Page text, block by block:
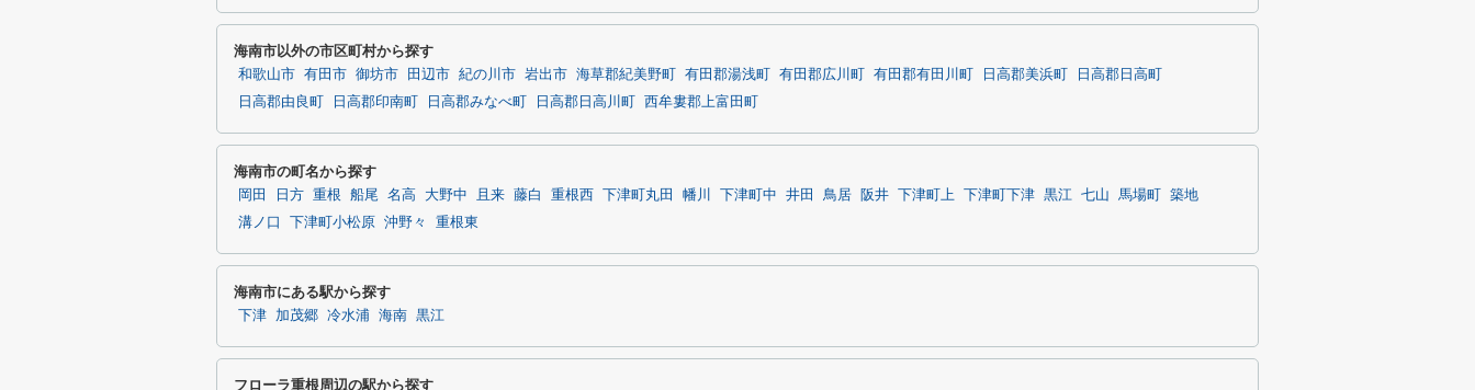
海南市以外の市区町村から探す
和歌山市 有田市 御坊市 田辺市 紀の川市 岩出市 海草郡紀美野町 有田郡湯浅町 有田郡広川町 有田郡有田川町 日高郡美浜町
日高郡日高町
日高郡由良町
日高郡印南町 日高郡みなべ町 日高郡日高川町 西牟婁郡上富田町
海南市の町名から探す
岡田 日方 重根 船尾 名高 大野中 且来 藤白 重根西 下津町丸田 幡川 下津町中 井田 鳥居 阪井 下津町上 下津町下津 黒江 七山 馬場町
築地
溝ノ口
下津町小松原 沖野々 重根東
海南市にある駅から探す
下津 加茂郷 冷水浦 海南 黒江
フローラ重根周辺の駅から探す